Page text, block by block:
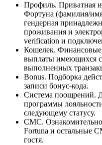
Профиль. Приватная
Фортуна (фамилия/
гендерная
проживания и
verification и
Кошелек. Финансовые
выплаты имеющихся
выполненных
Bonus. Подборка
записи бонус-кода.
Система поощрений.
программы
следующему статусу.
СМС.
Fortuna и остальные
гостя.